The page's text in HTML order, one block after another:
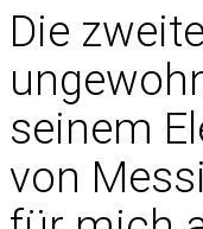
Die
seinem
von